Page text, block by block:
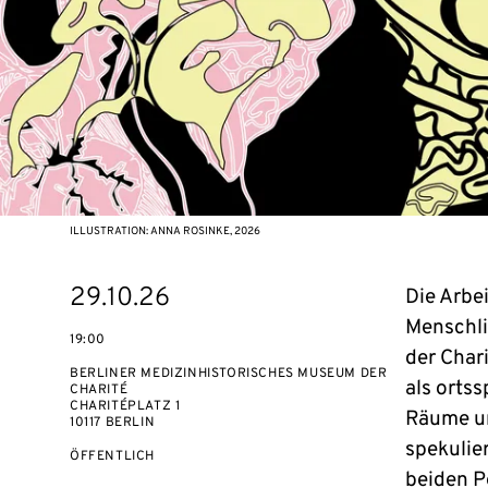
ILLUSTRATION: ANNA ROSINKE, 2026
eventBeginsOn
29.10.26
19:00
BERLINER MEDIZINHISTORISCHES MUSEUM DER
CHARITÉ
CHARITÉPLATZ 1
10117 BERLIN
VERANSTALTUNGSZUGANG:
ÖFFENTLICH
Die
der
als
Räume
beiden